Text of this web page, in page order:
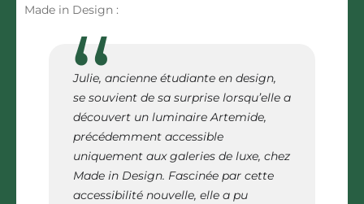
Made in Design :
Julie, ancienne étudiante en design,
se souvient de sa surprise lorsqu’elle a
découvert un luminaire Artemide,
précédemment accessible
uniquement aux galeries de luxe, chez
Made in Design. Fascinée par cette
accessibilité nouvelle, elle a pu